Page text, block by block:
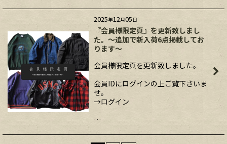
2025年12月05日
『会員様限定頁』を更新致しまし
た。～追加で新入荷6点掲載してお
ります～
会員様限定頁を更新致しました。
会員IDにログインの上ご覧下さいま
せ。
→ログイン
…